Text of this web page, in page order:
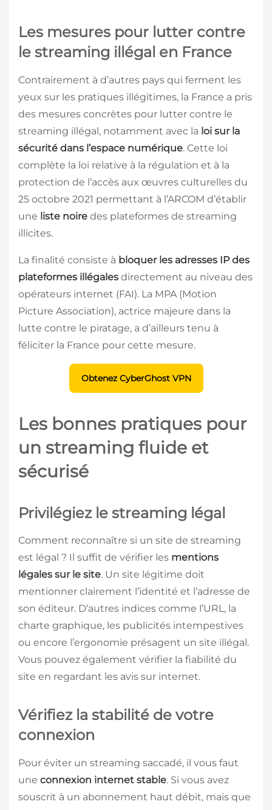
Les mesures pour lutter contre
le streaming illégal en France
Contrairement à d’autres pays qui ferment les
yeux sur les pratiques illégitimes, la France a pris
des mesures concrètes pour lutter contre le
streaming illégal, notamment avec la loi sur la
sécurité dans l’espace numérique. Cette loi
complète la loi relative à la régulation et à la
protection de l’accès aux œuvres culturelles du
25 octobre 2021 permettant à l’ARCOM d’établir
une liste noire des plateformes de streaming
illicites.
La finalité consiste à bloquer les adresses IP des
plateformes illégales directement au niveau des
opérateurs internet (FAI). La MPA (Motion
Picture Association), actrice majeure dans la
lutte contre le piratage, a d’ailleurs tenu à
féliciter la France pour cette mesure.
Obtenez CyberGhost VPN
Les bonnes pratiques pour
un streaming fluide et
sécurisé
Privilégiez le streaming légal
Comment reconnaître si un site de streaming
est légal ? Il suffit de vérifier les mentions
légales sur le site. Un site légitime doit
mentionner clairement l’identité et l’adresse de
son éditeur. D’autres indices comme l’URL, la
charte graphique, les publicités intempestives
ou encore l’ergonomie présagent un site illégal.
Vous pouvez également vérifier la fiabilité du
site en regardant les avis sur internet.
Vérifiez la stabilité de votre
connexion
Pour éviter un streaming saccadé, il vous faut
une connexion internet stable. Si vous avez
souscrit à un abonnement haut débit, mais que